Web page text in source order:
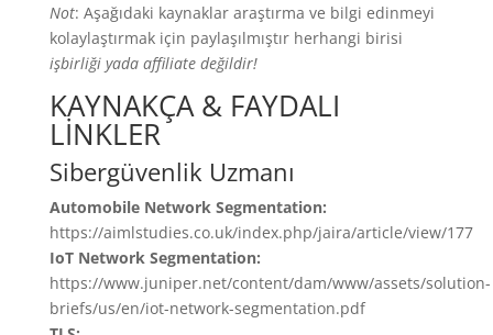
Not: Aşağıdaki kaynaklar araştırma ve bilgi edinmeyi
kolaylaştırmak için paylaşılmıştır herhangi birisi
işbirliği yada affiliate değildir!
KAYNAKÇA & FAYDALI
LİNKLER
Sibergüvenlik Uzmanı
Automobile Network Segmentation:
https://aimlstudies.co.uk/index.php/jaira/article/view/177
IoT Network Segmentation:
https://www.juniper.net/content/dam/www/assets/solution-
briefs/us/en/iot-network-segmentation.pdf